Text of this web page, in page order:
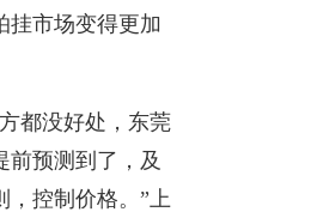
挂市场变得更加
都没好处，东莞
前预测到了，及
，控制价格。”上